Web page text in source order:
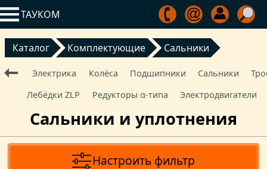
ТАУКОМ
Каталог Комплектующие Сальники
Электрика Колёса Подшипники Сальники
Лебёдки ZLP
Редукторы α‑типа Электро­двигатели
Сальники и уплотнения
Настроить фильтр